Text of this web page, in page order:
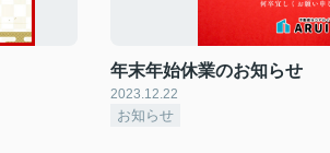
年末年始休業のお知らせ
2023.12.22
お知らせ